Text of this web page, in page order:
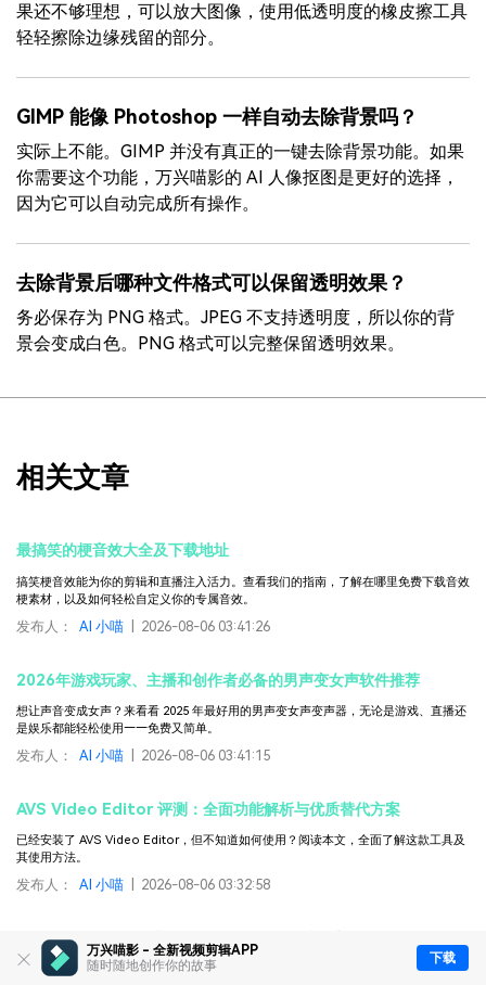
万兴喵影 - 全新视频剪辑APP
随时随地创作你的故事
下载
果还不够理想，可以放大图像，使用低透明度的橡皮擦工具
轻轻擦除边缘残留的部分。
GIMP 能像 Photoshop 一样自动去除背景吗？
实际上不能。GIMP 并没有真正的一键去除背景功能。如果
你需要这个功能，万兴喵影的 AI 人像抠图是更好的选择，
因为它可以自动完成所有操作。
去除背景后哪种文件格式可以保留透明效果？
务必保存为 PNG 格式。JPEG 不支持透明度，所以你的背
景会变成白色。PNG 格式可以完整保留透明效果。
相关文章
最搞笑的梗音效大全及下载地址
搞笑梗音效能为你的剪辑和直播注入活力。查看我们的指南，了解在哪里免费下载音效
梗素材，以及如何轻松自定义你的专属音效。
发布人： AI 小喵 2026-08-06 03:41:26
2026年游戏玩家、主播和创作者必备的男声变女声软件推荐
想让声音变成女声？来看看 2025 年最好用的男声变女声变声器，无论是游戏、直播还
是娱乐都能轻松使用——免费又简单。
发布人： AI 小喵 2026-08-06 03:41:15
AVS Video Editor 评测：全面功能解析与优质替代方案
已经安装了 AVS Video Editor，但不知道如何使用？阅读本文，全面了解这款工具及
其使用方法。
发布人： AI 小喵 2026-08-06 03:32:58
2026年10款最佳免费证件照制作工具（在线&桌面版）
免费制作符合规范的证件照！发现10款最佳在线和桌面证件照制作工具。轻松裁剪、